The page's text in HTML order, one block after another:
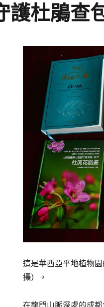
護杜鵑查
這是華西亞平地植物
攝）。
在龍門山脈深處的成